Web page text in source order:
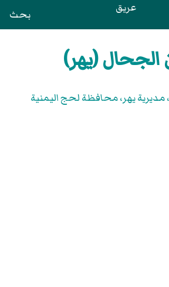
عريق بحث
(يهر)
مديرية يهر، محافظة لحج اليمنية